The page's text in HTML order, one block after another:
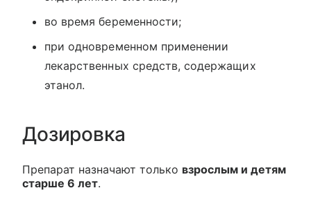
во время беременности;
при одновременном применении
лекарственных средств, содержащих
этанол.
Дозировка
Препарат назначают только взрослым и детям
старше 6 лет.